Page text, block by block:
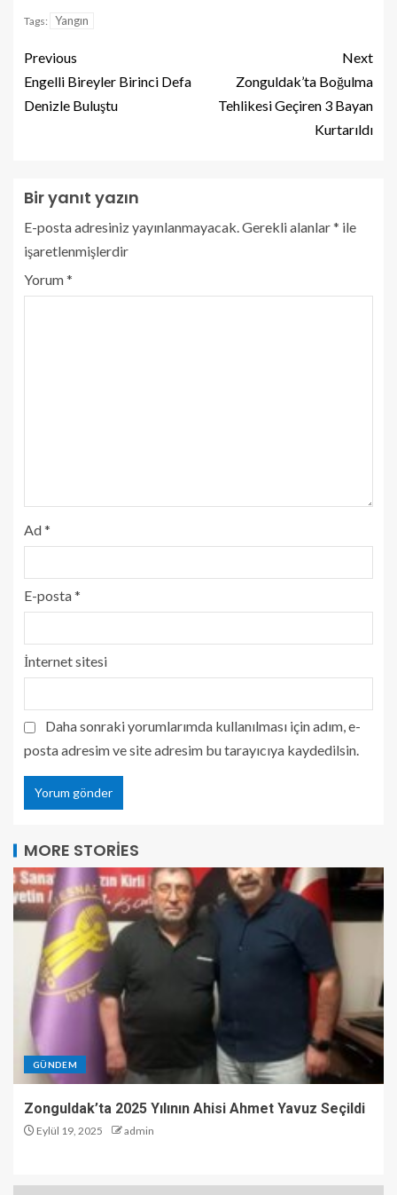
Tags: Yangın
Previous
Engelli Bireyler Birinci Defa
Denizle Buluştu
Next
Zonguldak’ta Boğulma
Tehlikesi Geçiren 3 Bayan
Kurtarıldı
Bir yanıt yazın
E-posta adresiniz yayınlanmayacak. Gerekli alanlar* ile
işaretlenmişlerdir
Yorum*
Ad*
E-posta*
İnternet sitesi
Daha sonraki yorumlarımda kullanılması için adım, e-
posta adresim ve site adresim bu tarayıcıya kaydedilsin.
MORE STORIES
GÜNDEM
Zonguldak’ta 2025 Yılının Ahisi Ahmet Yavuz Seçildi
Eylül 19, 2025 admin